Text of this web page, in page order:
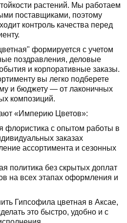
растений. Мы работаем
поставщиками, поэтому
контроль качества перед
формируется с учетом
поздравления, деловые
и корпоративные заказы.
вы легко подберете
и бюджету — от лаконичных
композиций.
«Империю Цветов»:
флористика с опытом работы в
заказах
ассортимента и сезонных
политика без скрытых доплат
на всех этапах оформления и
Гипсофила цветная в Аксае,
это быстро, удобно и с